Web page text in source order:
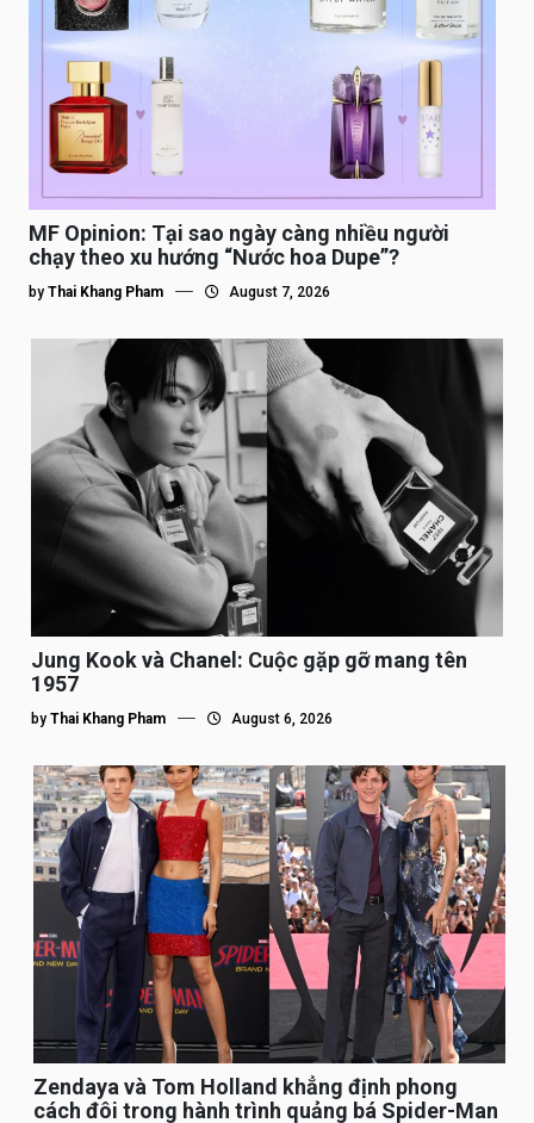
MF Opinion: Tại sao ngày càng nhiều người
chạy theo xu hướng “Nước hoa Dupe”?
by Thai Khang Pham August 7, 2026
Jung Kook và Chanel: Cuộc gặp gỡ mang tên
1957
by Thai Khang Pham August 6, 2026
Zendaya và Tom Holland khẳng định phong
cách đôi trong hành trình quảng bá Spider-Man